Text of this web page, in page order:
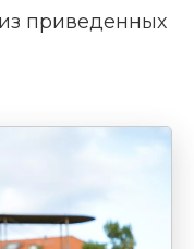
приведенных